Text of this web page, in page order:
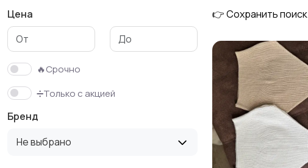
Цена
🔥Срочно
➗Только с акцией
Бренд
Не выбрано
👉 Сохранить поиск